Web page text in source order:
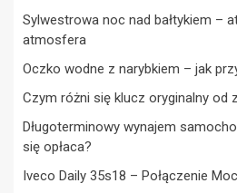
Sylwestrowa noc nad bałtykiem –
atmosfera
Oczko wodne z narybkiem – jak
Czym różni się klucz oryginalny od
Długoterminowy wynajem
się opłaca?
Iveco Daily 35s18 – Połączenie